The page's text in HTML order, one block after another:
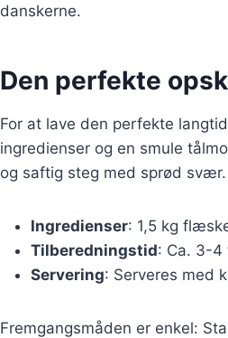
danskerne.
Den perfekte
For at lave den perfekte
ingredienser og en smule
og saftig steg med sprød svær.
Ingredienser: 1,5 kg
Tilberedningstid: Ca. 3-4
Servering: Serveres med
Fremgangsmåden er enkel: